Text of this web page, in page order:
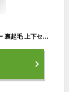
デサント ムーブスポーツ メンズ ウインドブレーカー 裏起毛 上下セット ST5FWBT0M ST5FPZT0M 防風 ウィンドブレーカー MOVESPORT 防寒 男女兼用 ランニング 人気 おすすめ